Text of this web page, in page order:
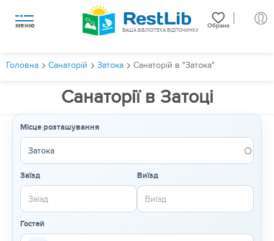
меню Обране
ВАША БІБЛІОТЕКА ВІДПОЧИНКУ
Головна Санаторій Затока Санаторій в "Затока"
Санаторії в Затоці
Місце розташування
Заїзд Виїзд
Гостей